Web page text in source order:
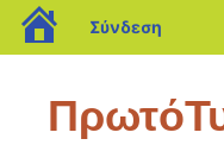
Σύνδεση